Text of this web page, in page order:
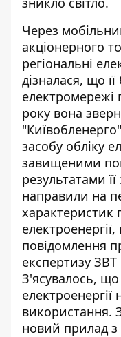
Через
акціонерного
регіональні
дізналася, що
електромережі
року вона
засобу обліку
завищеними
результатами
направили на
характеристик
повідомлення
експертизу ЗВТ
З'ясувалось,
використання.
новий прилад